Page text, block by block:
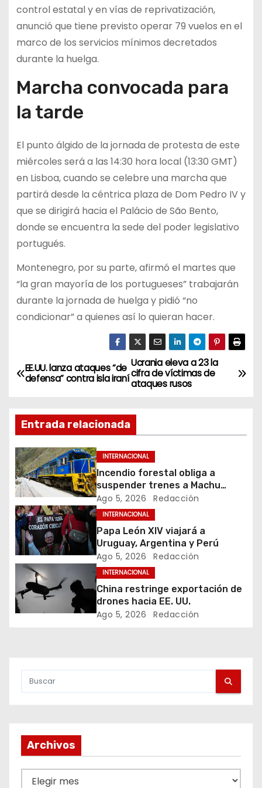
control estatal y en vías de reprivatización,
anunció que tiene previsto operar 79 vuelos en el
marco de los servicios mínimos decretados
durante la huelga.
Marcha convocada para
la tarde
El punto álgido de la jornada de protesta de este
miércoles será a las 14:30 hora local (13:30 GMT)
en Lisboa, cuando se celebre una marcha que
partirá desde la céntrica plaza de Dom Pedro IV y
que se dirigirá hacia el Palácio de São Bento,
donde se encuentra la sede del poder legislativo
portugués.
Montenegro, por su parte, afirmó el martes que
“la gran mayoría de los portugueses” trabajarán
durante la jornada de huelga y pidió “no
condicionar” a quienes así lo quieran hacer.
N
v
e
g
a
c
i
ó
n
d
r
a
Ucrania eleva a 23 la
cifra de víctimas de
ataques rusos
EE.UU. lanza ataques “de
defensa” contra isla iraní
Entrada relacionada
INTERNACIONAL
Incendio forestal obliga a
suspender trenes a Machu
Picchu
Ago 5, 2026 Redacción
INTERNACIONAL
Papa León XIV viajará a
Uruguay, Argentina y Perú
Ago 5, 2026 Redacción
INTERNACIONAL
China restringe exportación de
drones hacia EE. UU.
Ago 5, 2026 Redacción
Archivos